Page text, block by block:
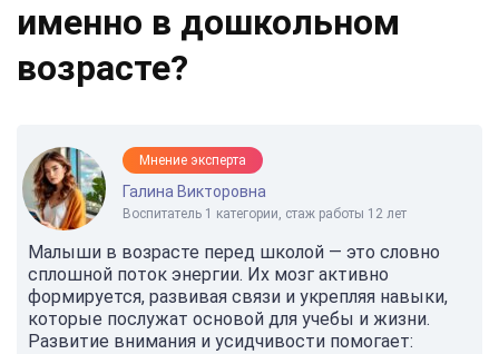
именно в дошкольном
возрасте?
Мнение эксперта
Галина Викторовна
Воспитатель 1 категории, стаж работы 12 лет
Малыши в возрасте перед школой — это словно
сплошной поток энергии. Их мозг активно
формируется, развивая связи и укрепляя навыки,
которые послужат основой для учебы и жизни.
Развитие внимания и усидчивости помогает: